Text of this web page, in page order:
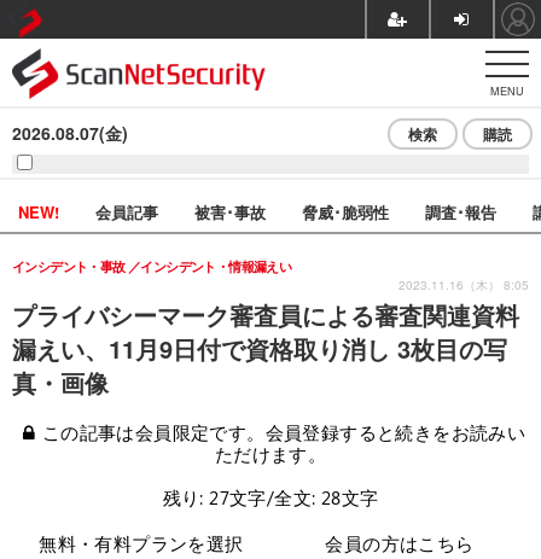
MENU
2026.08.07(金) 検索 購読
NEW! 会員記事 被害･事故 脅威･脆弱性 調査･報告
プライバシーマーク審査員による審査関連資料
漏えい、11月9日付で資格取り消し 3枚目の写
真・画像
インシデント・事故 インシデント・情報漏えい
2023.11.16（木） 8:05
この記事は会員限定です。会員登録すると続きをお読みい
ただけます。
残り: 27文字/全文: 28文字
無料・有料プランを選択
会員の方はこちら